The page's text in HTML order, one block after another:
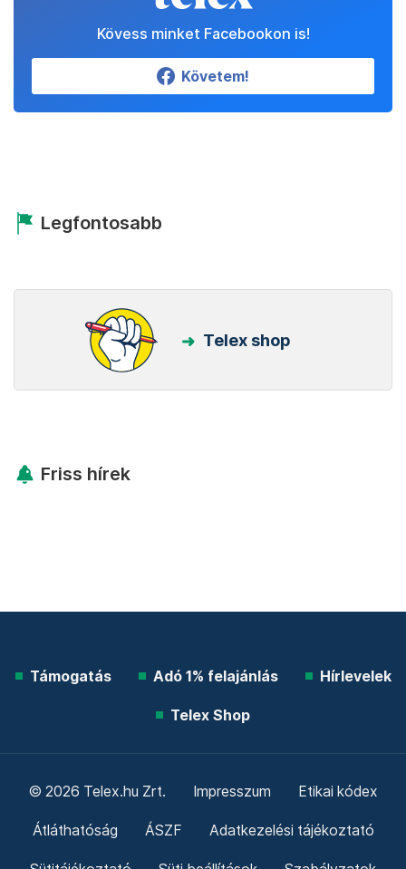
Kövess minket Facebookon is!
Követem!
Legfontosabb
Telex shop
Friss hírek
Támogatás Adó 1% felajánlás Hírlevelek
Telex Shop
© 2026 Telex.hu Zrt. Impresszum Etikai kódex
Átláthatóság ÁSZF Adatkezelési tájékoztató